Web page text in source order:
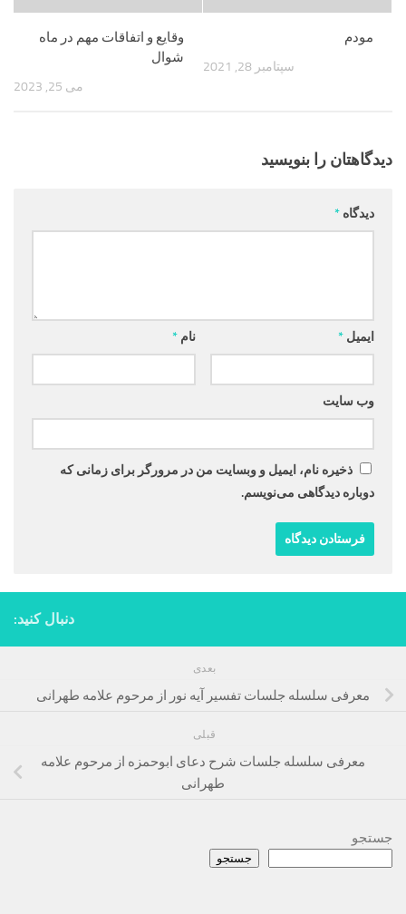
وقایع و اتفاقات مهم در ماه
شوال
می 25, 2023
مودم
سپتامبر 28, 2021
دیدگاهتان را بنویسید
دیدگاه *
نام * ایمیل *
وب‌ سایت
ذخیره نام، ایمیل و وبسایت من در مرورگر برای زمانی که
دوباره دیدگاهی می‌نویسم.
دنبال کنید:
بعدی
معرفی سلسله جلسات تفسیر آیه نور از مرحوم علامه طهرانی
قبلی
معرفی سلسله جلسات شرح دعای ابوحمزه از مرحوم علامه
طهرانی
جستجو
جستجو